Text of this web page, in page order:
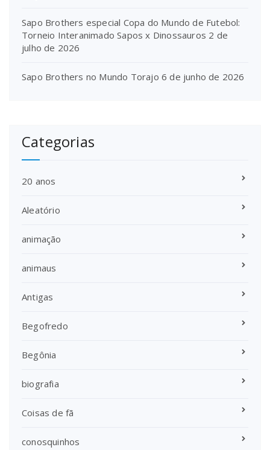
Sapo Brothers especial Copa do Mundo de Futebol:
Torneio Interanimado Sapos x Dinossauros 2 de
julho de 2026
Sapo Brothers no Mundo Torajo 6 de junho de 2026
Categorias
20 anos
Aleatório
animação
animaus
Antigas
Begofredo
Begônia
biografia
Coisas de fã
conosquinhos